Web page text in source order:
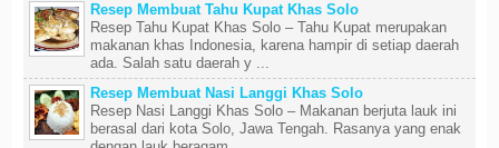
Resep Membuat Tahu Kupat Khas Solo
Resep Tahu Kupat Khas Solo – Tahu Kupat merupakan
makanan khas Indonesia, karena hampir di setiap daerah
ada. Salah satu daerah y ...
Resep Membuat Nasi Langgi Khas Solo
Resep Nasi Langgi Khas Solo – Makanan berjuta lauk ini
berasal dari kota Solo, Jawa Tengah. Rasanya yang enak